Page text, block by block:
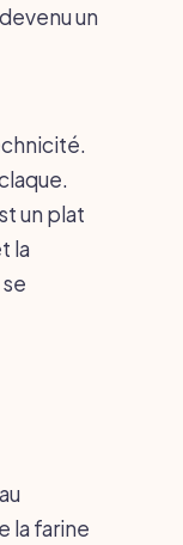
un
un plat
la
la farine